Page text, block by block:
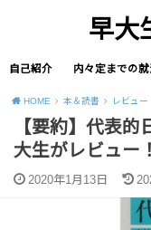
早大
自己紹介 内々定までの
HOME 本＆読書 レビュー
【要約】代表
大生がレビュー！
2020年1月13日